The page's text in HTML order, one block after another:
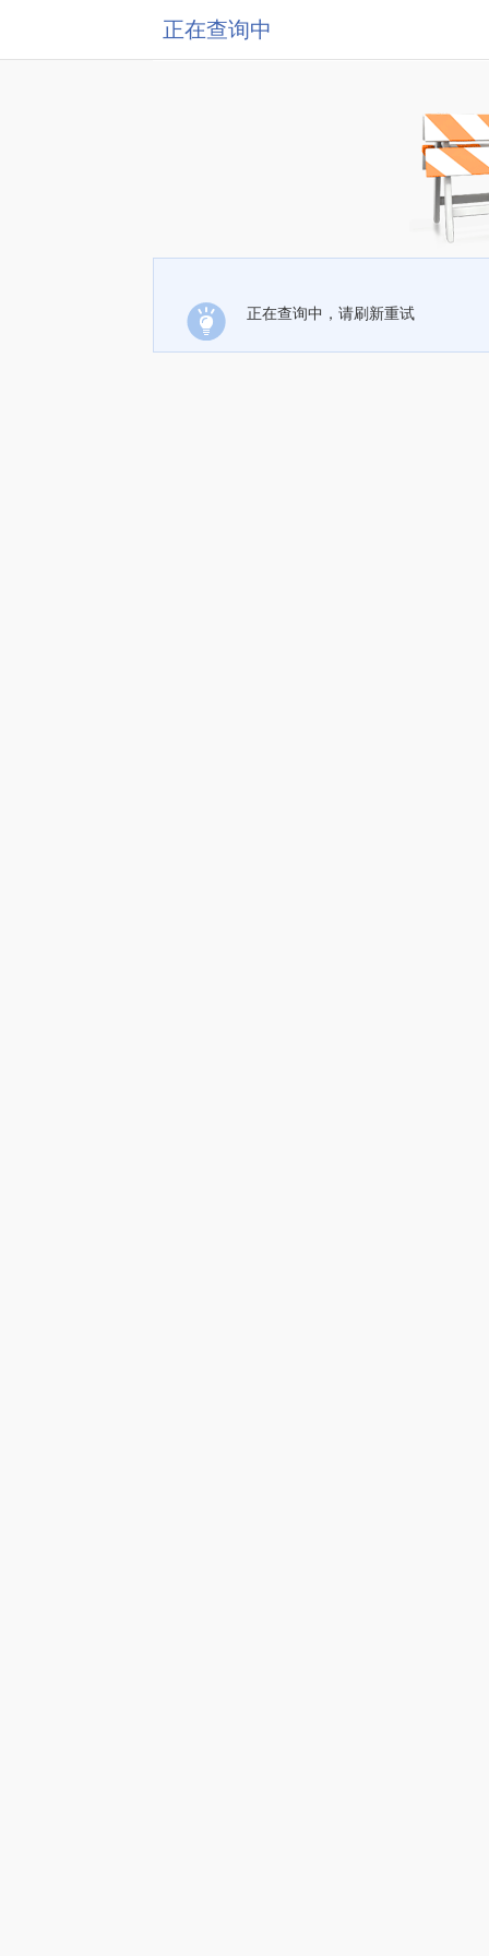
正在查询中
正在查询中，请刷新重试